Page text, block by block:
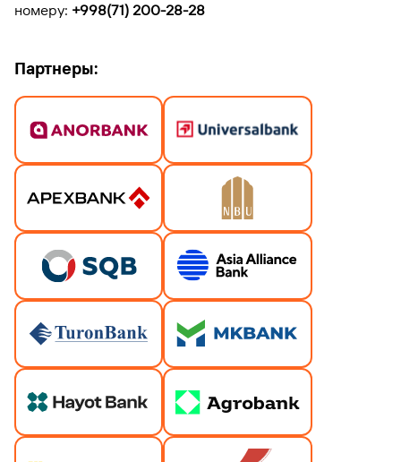
номеру: +998(71) 200-28-28
Партнеры: